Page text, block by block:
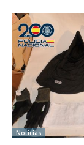
Noticias